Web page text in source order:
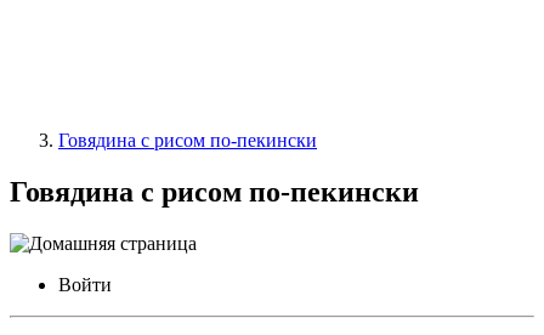
Говядина с рисом по-пекински
Говядина с рисом по-пекински
Войти